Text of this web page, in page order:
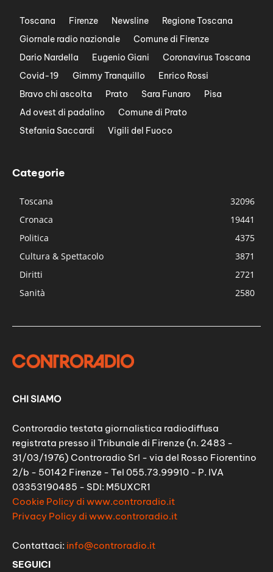
Toscana Firenze Newsline
Regione Toscana
Giornale radio nazionale
Comune di Firenze
Dario Nardella
Eugenio Giani
Coronavirus Toscana
Covid-19
Gimmy Tranquillo
Enrico Rossi
Bravo chi ascolta
Prato Sara Funaro
Pisa
Ad ovest di padalino
Comune di Prato
Stefania Saccardi
Vigili del Fuoco
Categorie
Toscana
32096
Cronaca
19441
Politica
4375
Cultura & Spettacolo
3871
Diritti
2721
Sanità
2580
CHI SIAMO
Controradio testata giornalistica radiodiffusa
registrata presso il Tribunale di Firenze (n. 2483 -
31/03/1976) Controradio Srl - via del Rosso Fiorentino
2/b - 50142 Firenze - Tel 055.73.99910 - P. IVA
03353190485 - SDI: M5UXCR1
Cookie Policy di www.controradio.it
Privacy Policy di www.controradio.it
Contattaci: info@controradio.it
SEGUICI